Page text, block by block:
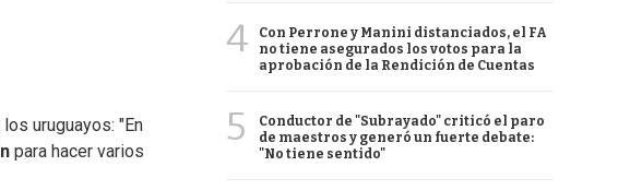
uruguayos: "En
para hacer varios
4
Con Perrone y Manini distanciados, el FA
no tiene asegurados los votos para la
aprobación de la Rendición de Cuentas
5
Conductor de "Subrayado" criticó el paro
de maestros y generó un fuerte debate:
"No tiene sentido"